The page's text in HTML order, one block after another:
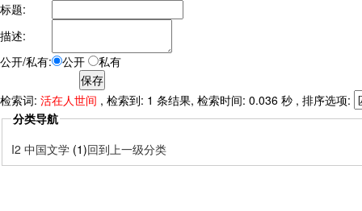
标题:
描述:
公开/私有:
公开 私有
检索词: 活在人世间 , 检索到: 1 条结果, 检索时间: 0.036 秒 , 排序选项:
分类导航
I2 中国文学 (1)回到上一级分类